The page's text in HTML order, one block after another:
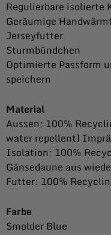
Regulierbare isolierte
Geräumige
Jerseyfutter
Sturmbündchen
Optimierte Passform
speichern
Material
Aussen: 100%
water repellent)
Isolation: 100%
Gänsedaune aus
Futter: 100%
Farbe
Smolder Blue